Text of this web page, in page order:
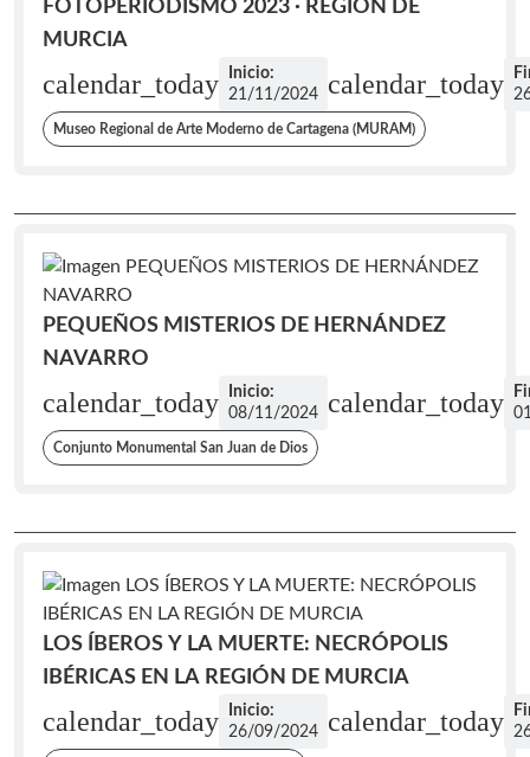
FOTOPERIODISMO 2023 · REGIÓN DE
MURCIA
calendar_today
Inicio:
21/11/2024
calendar_today
Museo Regional de Arte Moderno de Cartagena (MURAM)
PEQUEÑOS MISTERIOS DE HERNÁNDEZ
NAVARRO
calendar_today
Inicio:
08/11/2024
calendar_today
Conjunto Monumental San Juan de Dios
LOS ÍBEROS Y LA MUERTE: NECRÓPOLIS
IBÉRICAS EN LA REGIÓN DE MURCIA
calendar_today
Inicio:
26/09/2024
calendar_today